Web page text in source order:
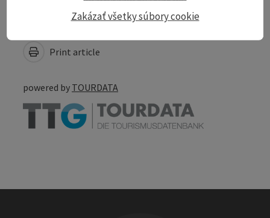
Create PDF
Print article
Nearby
powered by TOURDATA
Zakázať všetky súbory cookie